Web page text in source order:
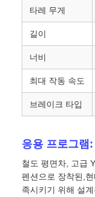
타레 무게
길이
너비
최대 작동 속도
브레이크 타입
응용 프로그램:
철도 평면차, 고급
펜션으로 장착된,
족시키기 위해 설